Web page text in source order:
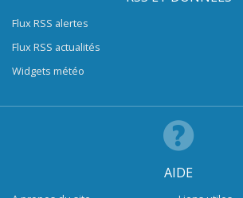
Flux RSS alertes
Flux RSS actualités
Widgets météo
AIDE